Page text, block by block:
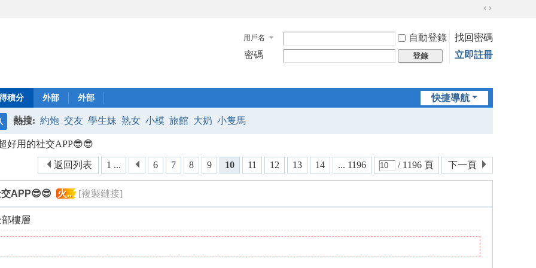
切
到
寬
版
用戶名 自動登錄
找回密碼
密碼
登錄 立即註冊
快捷導航
積分 外部 外部
熱搜: 約炮 交友 學生妹 熟女 小模 旅館 大奶 小隻馬
好用的社交APP😎😎
1 ... 6 7 8 9 10 11 12 13 14 ... 1196 / 1196 頁 下一頁
返回列表
APP😎😎 火.. [複製鏈接]
樓層